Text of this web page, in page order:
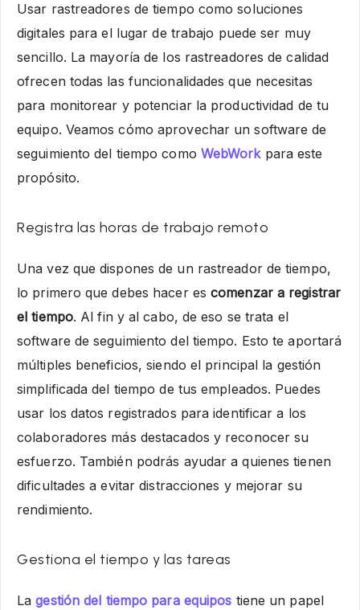
Usar rastreadores de tiempo como soluciones
digitales para el lugar de trabajo puede ser muy
sencillo. La mayoría de los rastreadores de calidad
ofrecen todas las funcionalidades que necesitas
para monitorear y potenciar la productividad de tu
equipo. Veamos cómo aprovechar un software de
seguimiento del tiempo como WebWorkpara este
propósito.
Registra las horas de trabajo remoto
Una vez que dispones de un rastreador de tiempo,
lo primero que debes hacer escomenzar a registrar
el tiempo. Al fin y al cabo, de eso se trata el
software de seguimiento del tiempo. Esto te aportará
múltiples beneficios, siendo el principal la gestión
simplificada del tiempo de tus empleados. Puedes
usar los datos registrados para identificar a los
colaboradores más destacados y reconocer su
esfuerzo. También podrás ayudar a quienes tienen
dificultades a evitar distracciones y mejorar su
rendimiento.
Gestiona el tiempo y las tareas
Lagestión del tiempo para equipos tiene un papel